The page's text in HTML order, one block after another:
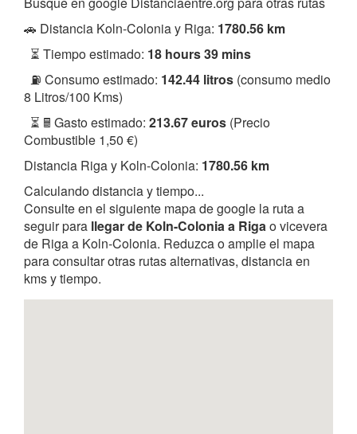
🚗 Distancia Koln-Colonia y Riga: 1780.56 km
⏳ Tiempo estimado: 18 hours 39 mins
⛽ Consumo estimado: 142.44 litros (consumo medio
8 Litros/100 Kms)
⏳ 🖩 Gasto estimado: 213.67 euros (Precio
Combustible 1,50 €)
Distancia Riga y Koln-Colonia: 1780.56 km
Calculando distancia y tiempo...
Consulte en el siguiente mapa de google la ruta a
seguir para llegar de Koln-Colonia a Rigao vicevera
de Riga a Koln-Colonia. Reduzca o amplie el mapa
para consultar otras rutas alternativas, distancia en
kms y tiempo.